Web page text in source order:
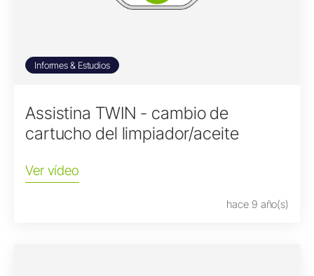
Informes & Estudios
Assistina TWIN - cambio de
cartucho del limpiador/aceite
Ver vídeo
hace 9 año(s)